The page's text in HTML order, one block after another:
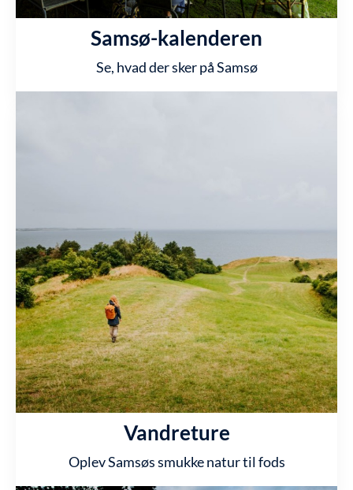
Samsø-kalenderen
Se, hvad der sker på Samsø
Vandreture
Oplev Samsøs smukke natur til fods